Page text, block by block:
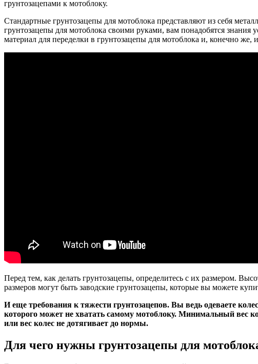
грунтозацепами к мотоблоку.
Стандартные грунтозацепы для мотоблока представляют из себя
грунтозацепы для мотоблока своими руками, вам понадобятся знания
материал для переделки в грунтозацепы для мотоблока и, конечно
Перед тем, как делать грунтозацепы, определитесь с их размером.
размеров могут быть заводские грунтозацепы, которые вы можете
И еще требования к тяжести грунтозацепов. Вы ведь одеваете
которого может не хватать самому мотоблоку. Минимальный вес
или вес колес не дотягивает до нормы.
Для чего нужны грунтозацепы для